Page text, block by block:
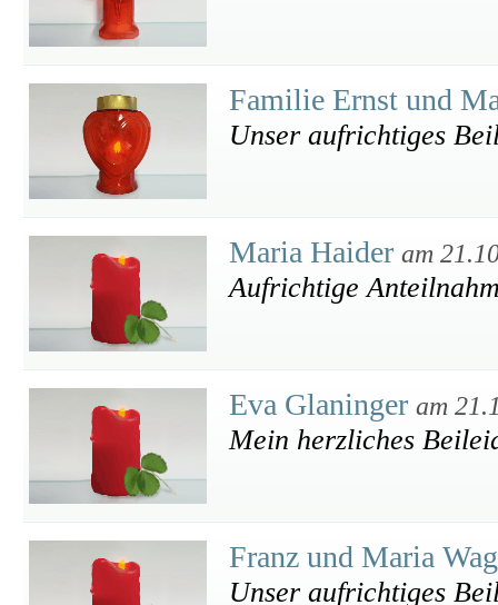
Familie Ernst und
Unser aufrichtiges
Maria Haider am
Aufrichtige
Eva Glaninger am
Mein herzliches
Franz und Maria
Unser aufrichtiges